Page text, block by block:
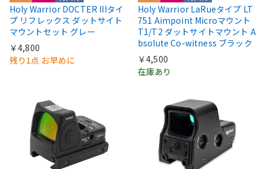
Holy Warrior DOCTER IIIタイ
プ リフレックス ダットサイト
マウントセット グレー
￥4,800
残り1点 お早めに
Holy Warrior LaRueタイプ LT
751 Aimpoint Microマウント
T1/T2 ダットサイトマウント A
bsolute Co-witness ブラック
￥4,500
在庫あり